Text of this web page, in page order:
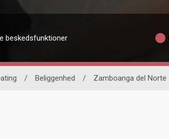
beskedsfunktioner
/ Beliggenhed / Zamboanga del Norte